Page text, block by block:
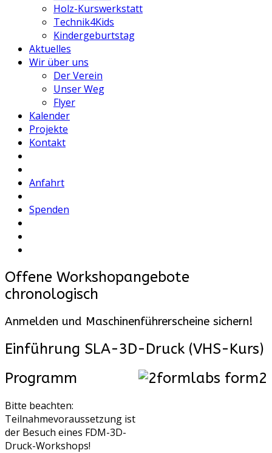
Holz-Kurswerkstatt
Technik4Kids
Kindergeburtstag
Aktuelles
Wir über uns
Der Verein
Unser Weg
Flyer
Kalender
Projekte
Kontakt
Anfahrt
Spenden
Offene Workshopangebote
chronologisch
Anmelden und Maschinenführerscheine sichern!
Einführung SLA-3D-Druck (VHS-Kurs)
Programm
Bitte beachten:
Teilnahmevoraussetzung ist
der Besuch eines FDM-3D-
Druck-Workshops!